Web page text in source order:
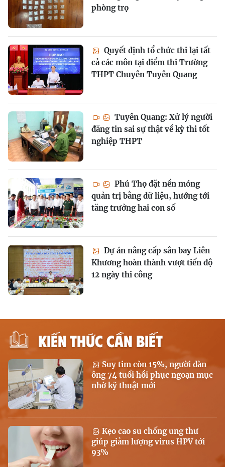
phòng trọ
Quyết định tổ chức thi lại tất
cả các môn tại điểm thi Trường
THPT Chuyên Tuyên Quang
Tuyên Quang: Xử lý người
đăng tin sai sự thật về kỳ thi tốt
nghiệp THPT
Phú Thọ đặt nền móng
quản trị bằng dữ liệu, hướng tới
tăng trưởng hai con số
Dự án nâng cấp sân bay Liên
Khương hoàn thành vượt tiến độ
12 ngày thi công
KIẾN THỨC CẦN BIẾT
Suy tim còn 15%, người đàn
ông 74 tuổi hồi phục ngoạn mục
nhờ kỹ thuật mới
Kẹo cao su chống ung thư
giúp giảm lượng virus HPV tới
93%